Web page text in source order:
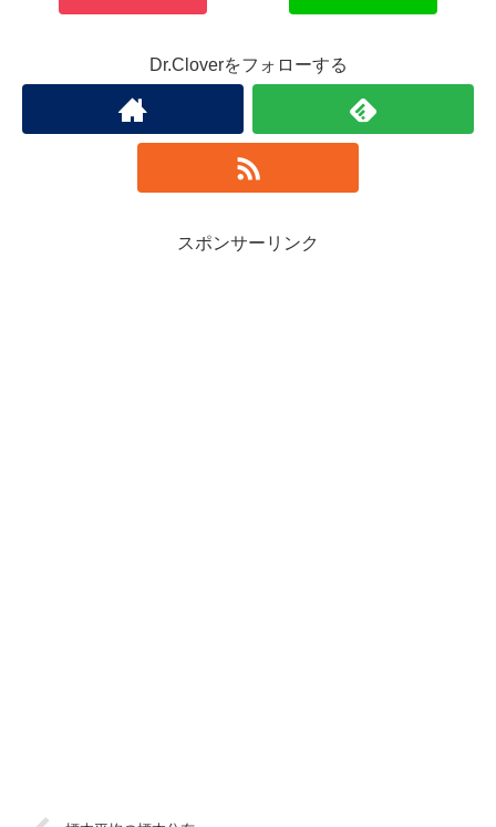
Dr.Cloverをフォローする
スポンサーリンク